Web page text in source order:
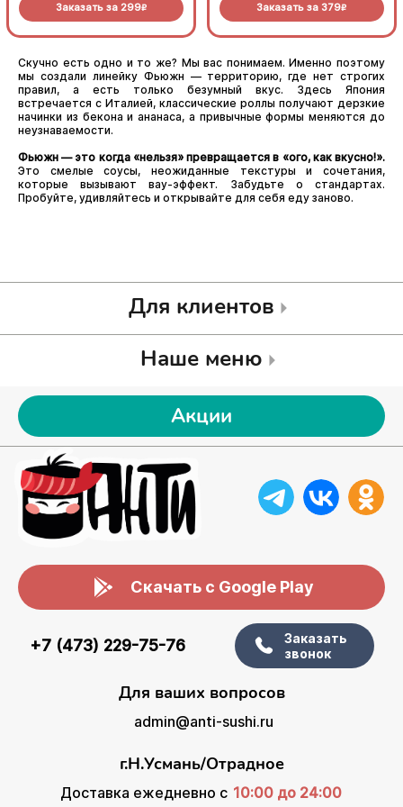
(8шт.)
Заказать за 299R золотистой корочкой. Соус
васаби добавляет блюду
как весеннее солнце (8шт.)
Заказать за 379R
Скучно есть одно и то же? Мы вас понимаем. Именно поэтому
мы создали линейку Фьюжн — территорию, где нет строгих
правил, а есть только безумный вкус. Здесь Япония
встречается с Италией, классические роллы получают дерзкие
начинки из бекона и ананаса, а привычные формы меняются до
неузнаваемости.
Фьюжн — это когда «нельзя» превращается в «ого, как вкусно!».
Это смелые соусы, неожиданные текстуры и сочетания,
которые вызывают вау-эффект. Забудьте о стандартах.
Пробуйте, удивляйтесь и открывайте для себя еду заново.
Для клиентов
Наше меню
Акции
Скачать с Google Play
+7 (473) 229-75-76
Заказать
звонок
Для ваших вопросов
admin@anti-sushi.ru
г.Н.Усмань/Отрадное
Доставка ежедневно с 10:00 до 24:00